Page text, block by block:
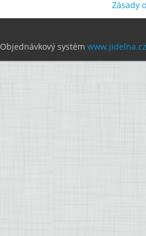
Zásady
Objednávkový systém www.jidelna.cz